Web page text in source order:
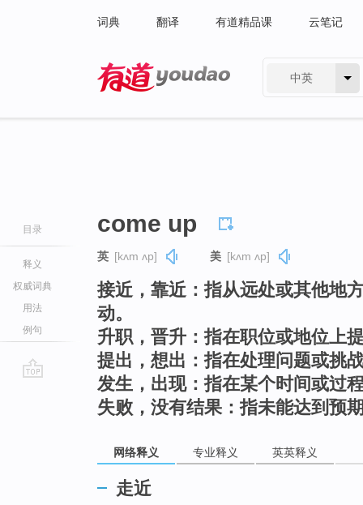
词典 翻译 有道精品课 云笔记
中英
目录
释义
权威词典
用法
例句
come up
英 [kʌm ʌp] 美 [kʌm ʌp]
接近，靠近：指从远处或其他地
动。
升职，晋升：指在职位或地位上
提出，想出：指在处理问题或挑
发生，出现：指在某个时间或过
失败，没有结果：指未能达到预
网络释义 专业释义 英英释义
走近